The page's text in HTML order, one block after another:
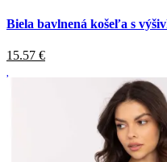
Biela bavlnená košeľa s
15.57 €